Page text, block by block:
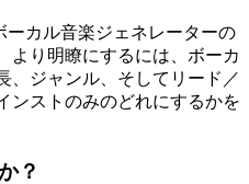
ーカル音楽ジェネレーターの
より明瞭にするには、ボーカ
、ジャンル、そしてリード／
ンストのみのどれにするかを
？